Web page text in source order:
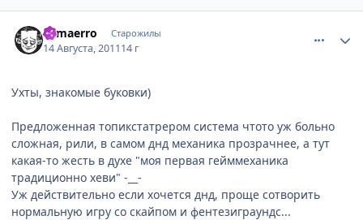
Samaerro Старожилы
14 Августа, 201114 г
Ухты, знакомые буковки)
Предложенная топикстатрером система чтото уж больно
сложная, рили, в самом днд механика прозрачнее, а тут
какая-то жесть в духе "моя первая гейммеханика
традиционно хеви" -__-
Уж действительно если хочется днд, проще сотворить
нормальную игру со скайпом и фентезиграундс...